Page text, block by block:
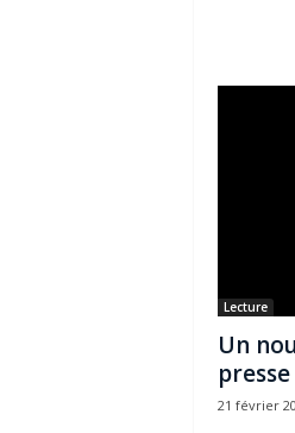
Lecture
Un
21 février